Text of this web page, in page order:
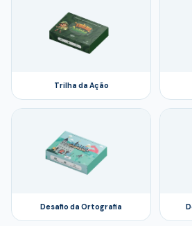
Trilha da Ação
Desafio da Ortografia